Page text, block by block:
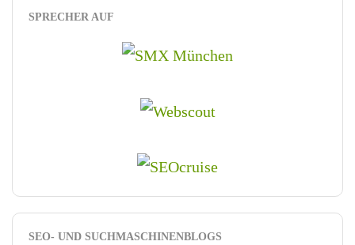
SPRECHER AUF
SEO- UND SUCHMASCHINENBLOGS